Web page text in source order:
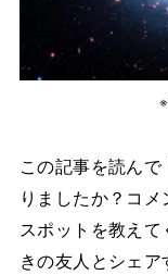
この記事を読ん
りましたか？コ
スポットを教え
きの友人とシェ